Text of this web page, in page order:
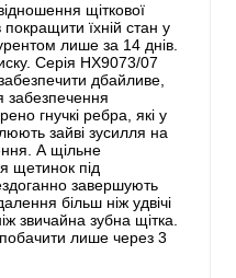
щіткової
їхній стан у
лише за 14 днів.
Серія HX9073/07
дбайливе,
гнучкі ребра, які у
зайві зусилля на
А щільне
щетинок під
завершують
більш ніж удвічі
звичайна зубна щітка.
лише через 3